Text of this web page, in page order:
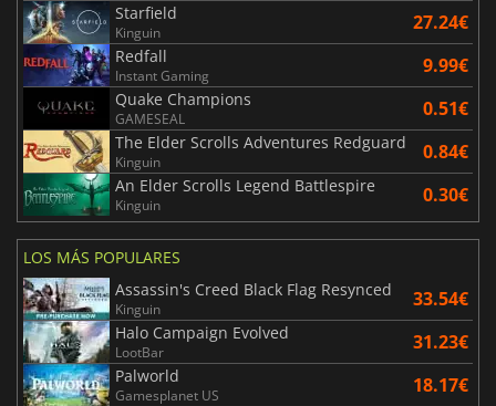
Starfield
Kinguin 27.24€
Redfall
Instant Gaming 9.99€
Quake Champions
GAMESEAL 0.51€
The Elder Scrolls Adventures Redguard
Kinguin 0.84€
An Elder Scrolls Legend Battlespire
Kinguin 0.30€
LOS MÁS POPULARES
Assassin's Creed Black Flag Resynced
Kinguin 33.54€
Halo Campaign Evolved
LootBar 31.23€
Palworld
Gamesplanet US 18.17€